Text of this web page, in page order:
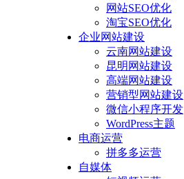
网站SEO优化
淘宝SEO优化
企业网站建设
云南网站建设
昆明网站建设
高端网站建设
营销型网站建设
微信小程序开发
WordPress主题
电商运营
拼多多运营
自媒体